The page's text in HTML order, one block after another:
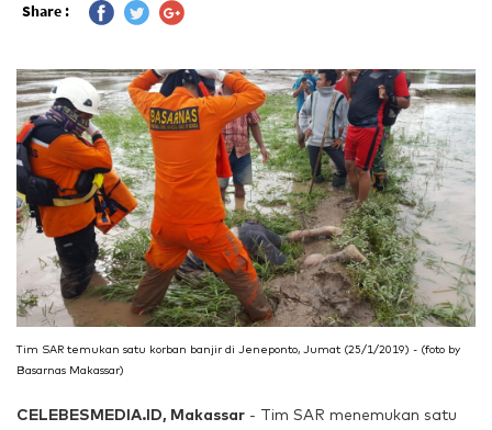
Share :
Tim SAR temukan satu korban banjir di Jeneponto, Jumat (25/1/2019) - (foto by
Basarnas Makassar)
CELEBESMEDIA.ID, Makassar - Tim SAR menemukan satu